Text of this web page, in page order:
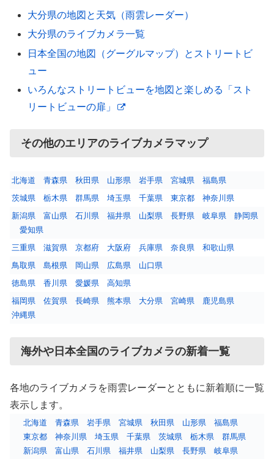
大分県の地図と天気（雨雲レーダー）
大分県のライブカメラ一覧
日本全国の地図（グーグルマップ）とストリートビ
ュー
いろんなストリートビューを地図と楽しめる「スト
リートビューの扉」
その他のエリアのライブカメラマップ
北海道 青森県 秋田県 山形県 岩手県 宮城県
福島県
茨城県
栃木県 群馬県 埼玉県 千葉県 東京都
神奈川県
新潟県
富山県 石川県 福井県 山梨県 長野県 岐阜県
静岡県
愛知県
三重県
滋賀県 京都府 大阪府 兵庫県 奈良県
和歌山県
鳥取県
島根県 岡山県 広島県
山口県
徳島県
香川県 愛媛県
高知県
福岡県
佐賀県 長崎県 熊本県 大分県 宮崎県
鹿児島県
沖縄県
海外や日本全国のライブカメラの新着一覧
各地のライブカメラを雨雲レーダーとともに新着順に一覧
表示します。
北海道 青森県 岩手県 宮城県 秋田県 山形県
福島県
東京都
神奈川県 埼玉県 千葉県 茨城県 栃木県
群馬県
新潟県
富山県 石川県 福井県 山梨県 長野県
岐阜県